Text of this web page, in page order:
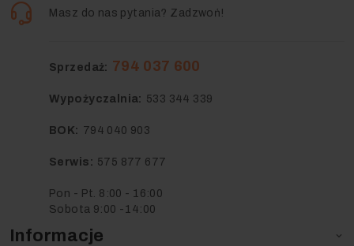
Informacje 
Masz do nas pytania? Zadzwoń!
Sprzedaż: 794 037 600
Wypożyczalnia: 533 344 339
BOK: 794 040 903
Serwis: 575 877 677
Pon - Pt. 8:00 - 16:00
Sobota 9:00 -14:00